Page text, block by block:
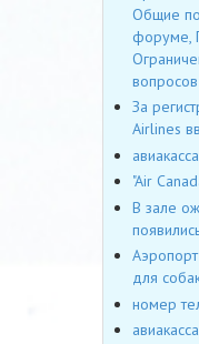
Общие
форуме,
вопросов
За
Airlines
"Air
В зале
для
номер